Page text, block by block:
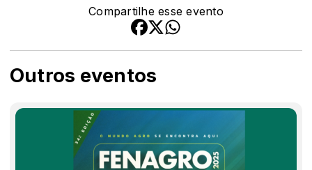
Outros eventos
Compartilhe esse evento